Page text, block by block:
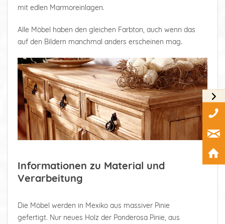
mit edlen Marmoreinlagen.
Alle Möbel haben den gleichen Farbton, auch wenn das
auf den Bildern manchmal anders erscheinen mag.
Informationen zu Material und
Verarbeitung
Die Möbel werden in Mexiko aus massiver Pinie
gefertigt. Nur neues Holz der Ponderosa Pinie, aus